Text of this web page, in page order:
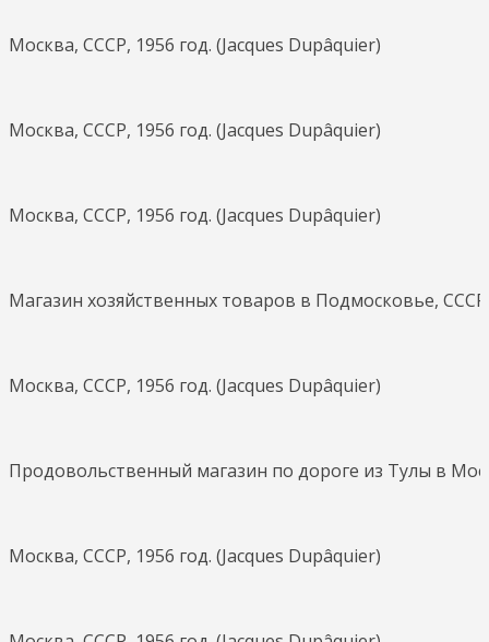
Москва, СССР, 1956 год. (Jacques Dupâquier)
Москва, СССР, 1956 год. (Jacques Dupâquier)
Москва, СССР, 1956 год. (Jacques Dupâquier)
Магазин хозяйственных товаров в Подмосковье,
Москва, СССР, 1956 год. (Jacques Dupâquier)
Продовольственный магазин по дороге из Тулы в
Москва, СССР, 1956 год. (Jacques Dupâquier)